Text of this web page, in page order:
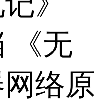
《无
络原